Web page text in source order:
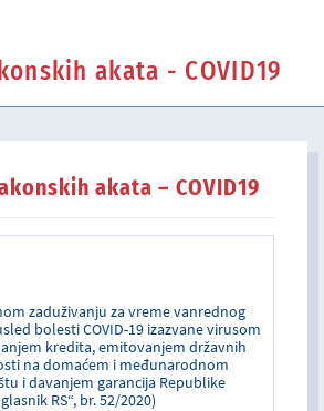
akata - COVID19
akata – COVID19
zaduživanju za vreme vanrednog
bolesti COVID-19 izazvane virusom
kredita, emitovanjem državnih
na domaćem i međunarodnom
i davanjem garancija Republike
RS“, br. 52/2020)